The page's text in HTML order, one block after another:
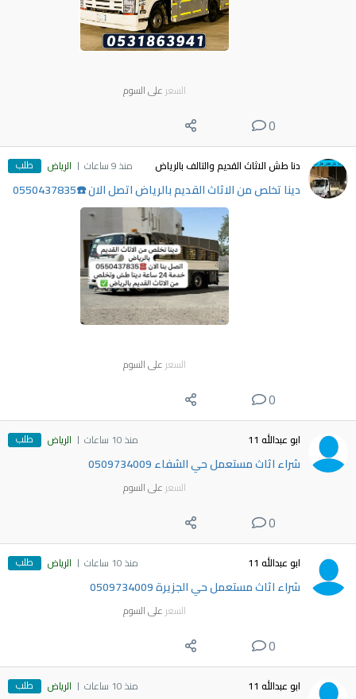
السعر على السوم
0
دنا طش الاثاث القديم والتالف بالرياض منذ 9 ساعات الرياض طلب
دينا تخلص من الاثاث القديم بالرياض اتصل الان ☎️0550437835
السعر على السوم
0
ابو عبدالله 11 منذ 10 ساعات الرياض طلب
شراء اثاث مستعمل حي الشفاء 0509734009
السعر على السوم
0
ابو عبدالله 11 منذ 10 ساعات الرياض طلب
شراء اثاث مستعمل حي الجزيرة 0509734009
السعر على السوم
0
ابو عبدالله 11 منذ 10 ساعات الرياض طلب